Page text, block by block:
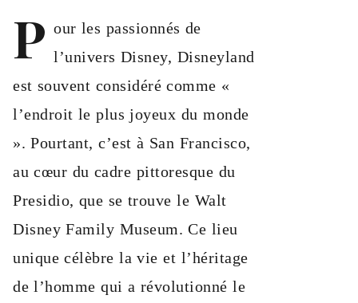
P our les passionnés de
l’univers Disney, Disneyland
est souvent considéré comme «
l’endroit le plus joyeux du monde
». Pourtant, c’est à San Francisco,
au cœur du cadre pittoresque du
Presidio, que se trouve le Walt
Disney Family Museum. Ce lieu
unique célèbre la vie et l’héritage
de l’homme qui a révolutionné le